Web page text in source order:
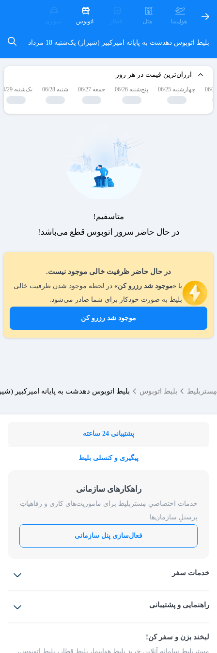
هواپیما هتل قطار اتوبوس سواری
بلیط اتوبوس دهدشت به پایانه امیرکبیر (شیراز) یک‌شنبه 18 مرداد
ارزان‌ترین قیمت در هر روز
چهارشنبه 06/25 پنج‌شنبه 06/26 جمعه 06/27 شنبه 06/28 یک‌شنبه 06/29
در حال حاضر ظرفیت خالی موجود نیست.
با «موجود شد رزرو کن» در لحظه موجود شدن ظرفیت خالی
بلیط به صورت خودکار برای شما صادر می‌شود.
موجود شد رزرو کن
متاسفیم!
در حال حاضر سرور اتوبوس قطع می‌باشد!
مِستربلیط بلیط اتوبوس بلیط اتوبوس دهدشت به پایانه امیرکبیر
پشتیبانی 24 ساعته
پیگیری و کنسلی بلیط
راهکارهای سازمانی
خدمات اختصاصیِ مِستربلیط برای ماموریت‌های کاری و رفاهیاتِ
پرسنلِ سازمان‌ها
فعال‌سازی پنل سازمانی
خدمات سفر
بلیط قطار
راهنمایی و پشتیبانی
شرایط و مقررات
راهکار سازمانی
فرصت‌های شغلی
لبخند بزن و سفر کن!
مِستربلیط سامانه آنلاین خرید بلیط هواپیما، بلیط قطار، بلیط اتوبوس،